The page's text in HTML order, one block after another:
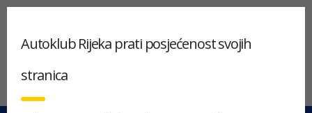
Autoklub Rijeka prati posjećenost svojih
stranica